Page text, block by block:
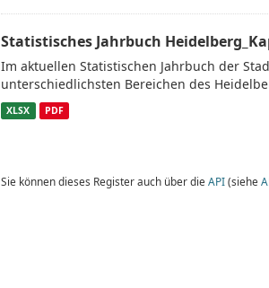
Statistisches Jahrbuch
Im aktuellen Statistischen Jahrbuch der
unterschiedlichsten Bereichen des
XLSX PDF
Sie können dieses Register auch über die API(siehe